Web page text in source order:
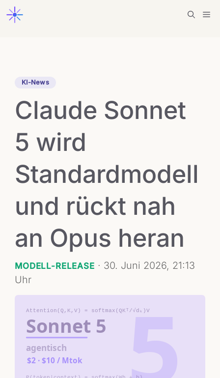
Zum
Inhalt
KI-News
Claude Sonnet
5 wird
Standardmodell
und rückt nah
an Opus heran
MODELL-RELEASE · 30. Juni 2026, 21:13
Uhr